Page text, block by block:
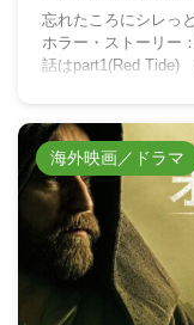
忘れたころにシレっ
ホラー・ストーリー
話はpart1(Red Tide)
海外映画／ドラマ